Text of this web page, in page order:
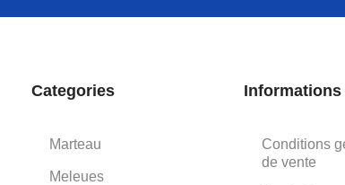
Categories
Marteau
Meleues
Informations
Conditions
de vente